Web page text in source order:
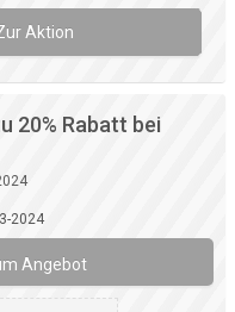
Aktion
20% Rabatt bei
2024
Angebot